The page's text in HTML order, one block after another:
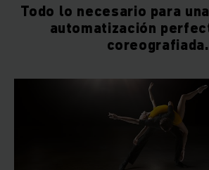
Todo lo necesario para
automatización
coreografiada.